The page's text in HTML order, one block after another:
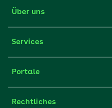
Über uns
Services
Portale
Rechtliches